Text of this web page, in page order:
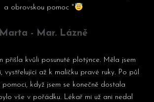
a obrovskou pomoc "
Marta - Mar. Lázně
přišla kvůli posunuté plotýnce. Měla jsem
vystřelující až k malíčku pravé ruky. Po půl
pomoci, když jsem se konečně dostala
vše v pořádku. Lékař mi už ani nedal